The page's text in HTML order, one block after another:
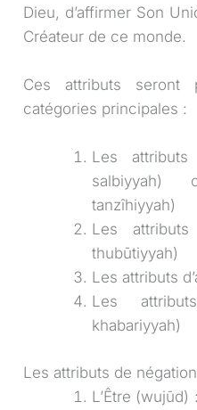
Dieu, d’affirmer Son
Créateur de ce monde.
Ces attributs seront
catégories principales :
Les
salbiyyah)
tanzîhiyyah)
Les
thubūtiyyah)
Les attributs
Les
khabariyyah)
Les attributs de négation
L’Être